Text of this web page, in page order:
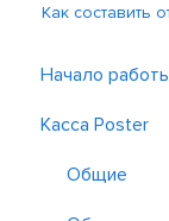
Как составить
Начало
Знакомство
Касса Poster
Общие